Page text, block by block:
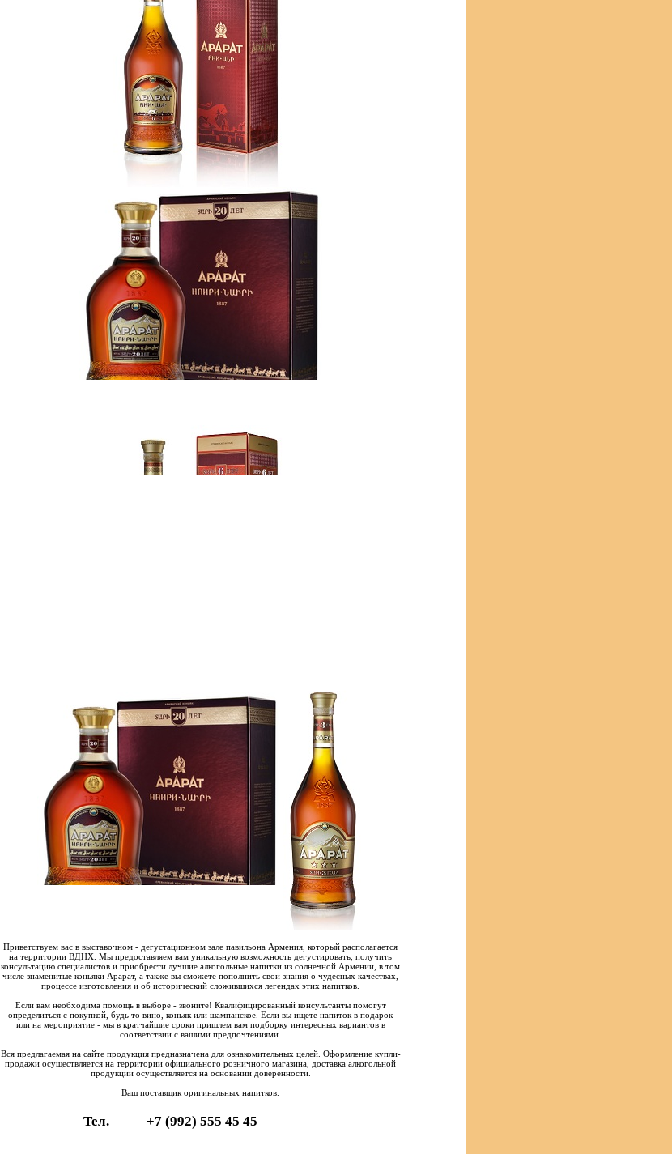
Приветствуем вас в выставочном - дегустационном зале павильона Армения, который располагается
на территории ВДНХ. Мы предоставляем вам уникальную возможность дегустировать, получить
консультацию специалистов и приобрести лучшие алкогольные напитки из солнечной Армении, в том
числе знаменитые коньяки Арарат, а также вы сможете пополнить свои знания о чудесных качествах,
процессе изготовления и об исторический сложившихся легендах этих напитков.
Если вам необходима помощь в выборе - звоните! Квалифицированный консультанты помогут
определиться с покупкой, будь то вино, коньяк или шампанское. Если вы ищете напиток в подарок
или на мероприятие - мы в кратчайшие сроки пришлем вам подборку интересных вариантов в
соответствии с вашими предпочтениями.
Вся предлагаемая на сайте продукция предназначена для ознакомительных целей. Оформление купли-
продажи осуществляется на территории официального розничного магазина, доставка алкогольной
продукции осуществляется на основании доверенности.
Ваш поставщик оригинальных напитков.
Тел. +7 (992) 555 45 45